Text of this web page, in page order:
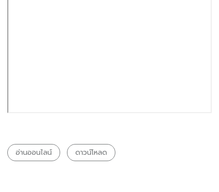
อ่านออนไลน์ ดาวน์โหลด